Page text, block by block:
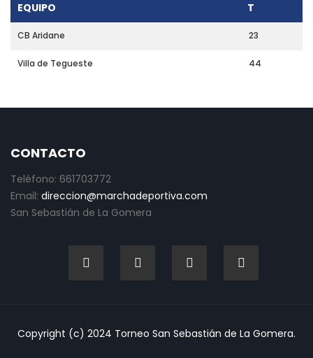
EQUIPO T
CB Aridane 23
Villa de Tegueste 44
CONTACTO
Teléfono: 661703772
Email: direccion@marchadeportiva.com
San Sebastián de La Gomera
Copyright (c) 2024 Torneo San Sebastián de La Gomera.